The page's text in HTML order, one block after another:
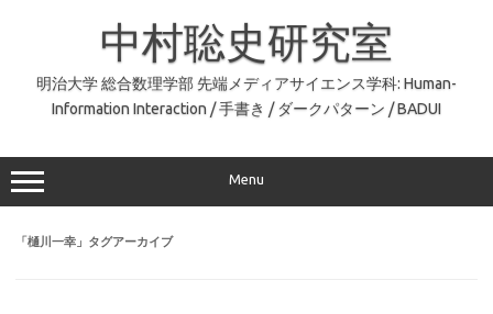
中村聡史研究室
明治大学 総合数理学部 先端メディアサイエンス学科: Human-
Information Interaction / 手書き / ダークパターン / BADUI
Menu
「樋川一幸 」タグアーカイブ